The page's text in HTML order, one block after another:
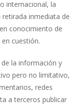
internacional, la
inmediata de
conocimiento de
cuestión.
de la información y
pero no limitativo,
redes
a terceros publicar